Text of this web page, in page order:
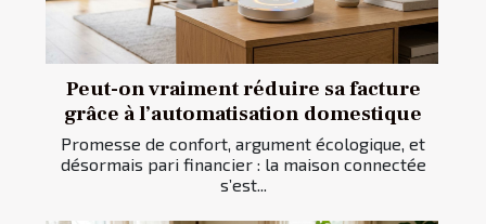
Peut-on vraiment réduire sa facture
grâce à l’automatisation domestique
Promesse de confort, argument écologique, et
désormais pari financier : la maison connectée
s’est...